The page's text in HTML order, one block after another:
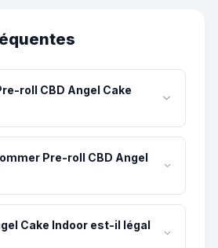
roll CBD Angel Cake
Cake Indoor premium. Fleur
la France roulée à la main.
gourmands. Qualité
Pre-roll CBD Angel
pour Pre-roll CBD
est la prêt à l’emploi, aucune
Commencez toujours par
Cake Indoor est-il légal